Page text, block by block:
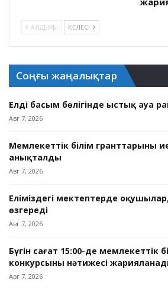
АЛДЫҢҒЫ КЕЛЕСІ
Соңғы жаңалықтар
Елдің басым бөлігінде ыстық ауа
Авг 7, 2026
Мемлекеттік білім гранттарының
анықталды
Авг 7, 2026
Еліміздегі мектептерде
өзгереді
Авг 7, 2026
Бүгін сағат 15:00-де мемлекеттік
конкурсының нәтижесі
Авг 7, 2026